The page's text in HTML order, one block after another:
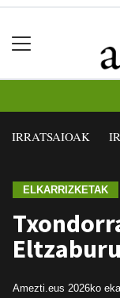
IRRATSAIOAK
ELKARRIZKETAK
Amezti.eus 2026ko